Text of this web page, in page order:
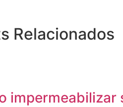
Relacionados
impermeabilizar